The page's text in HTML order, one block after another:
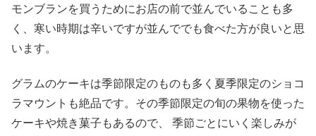
モンブランを買うためにお店の前で並んでいることも多
く、寒い時期は辛いですが並んででも食べた方が良いと思
います。
グラムのケーキは季節限定のものも多く夏季限定のショコ
ラマウントも絶品です。その季節限定の旬の果物を使った
ケーキや焼き菓子もあるので、 季節ごとにいく楽しみが